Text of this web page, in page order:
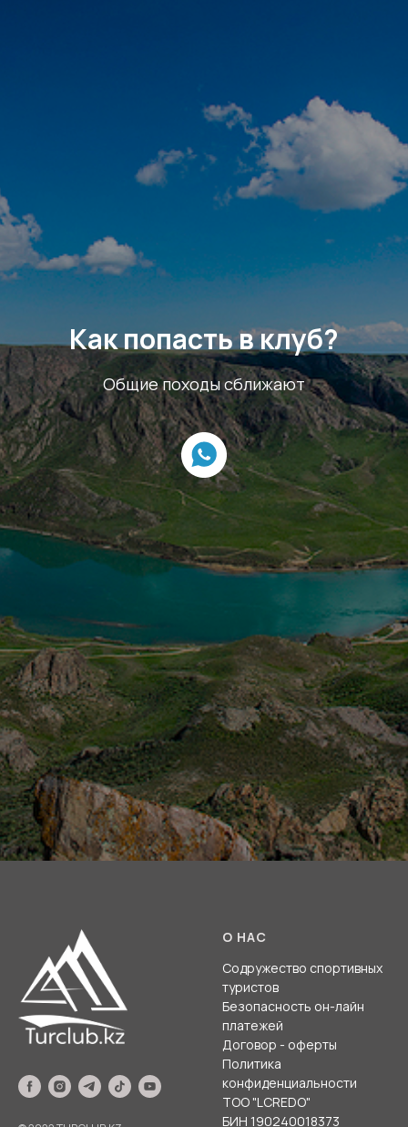
Как попасть в клуб?
Общие походы сближают
О НАС
Содружество спортивных
туристов
Безопасность он-лайн
платежей
Договор - оферты
Политика
конфиденциальности
ТОО "LCREDO"
БИН 190240018373